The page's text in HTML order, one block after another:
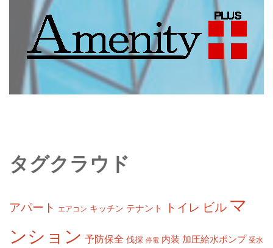
タグクラウド
アパート エアコン キッチン テナント トイレ ビル マ
ンション 予防保全 伐採 停電 内装 加圧給水ポンプ 受水